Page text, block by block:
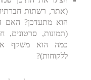
(אתר, רשתות
הוא מתעדכן? האם
(תמונות, סרטונים,
כמה הוא משקף
ללקוחות)?